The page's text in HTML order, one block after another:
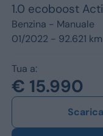
1.0 ecoboost
Benzina - Manuale
01/2022 - 92.621 km
Tua a:
€ 15.990